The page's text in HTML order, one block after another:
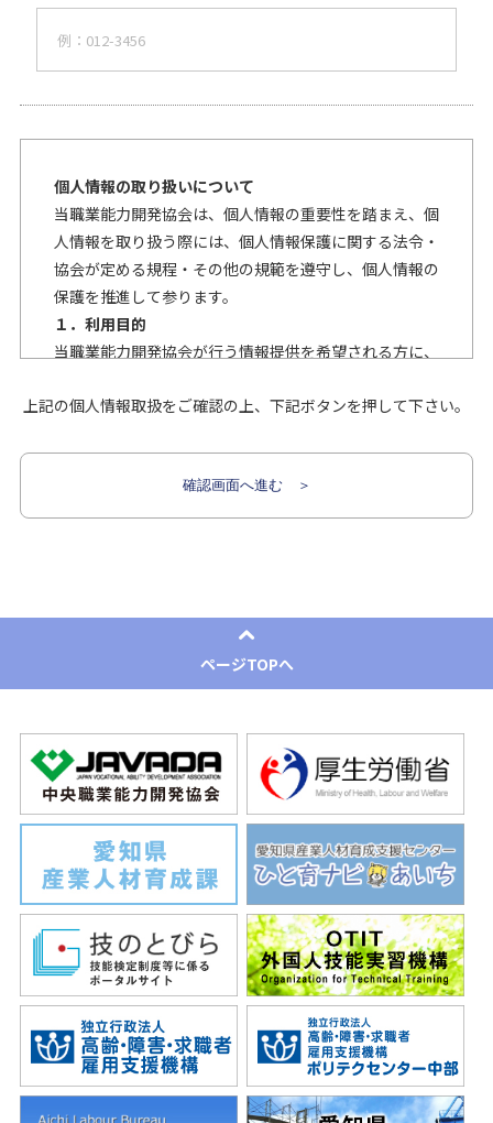
個人情報の取り扱いについて
当職業能力開発協会は、個人情報の重要性を踏まえ、個
人情報を取り扱う際には、個人情報保護に関する法令・
協会が定める規程・その他の規範を遵守し、個人情報の
保護を推進して参ります。
１．利用目的
当職業能力開発協会が行う情報提供を希望される方に、
報の提供をお願いしておりますが、これらの利用は、電
だきます。その他の目的で利用することはありません。
２．個人情報の取扱い業務の委託
水準を確保していることを条件として委託先を選定し、
機密保持契約を結んだ上で委託します。
る場合を除き、第三者に対して開示いたしません。
（1）ご本人の同意がある場合
（2）人の生命、身体または財産の保護のために必要な
場合であって、ご本人のご同意をいただくことが困難
な場合
（3）その他法令にもとづき開示・提供を求められた場
合
４．個人情報の開示について
当職業能力開発協会が保有している個人情報について、
本人様から開示、訂正、追加、削除、利用停止、第三者
提供の停止、若しくは利用目的の通知を請求される場
合、又は苦情をお申出になる場合は、お問合せ窓口へご
連絡ください。
上記の個人情報取扱をご確認の上、下記ボタンを押して下さい。
ページTOPへ